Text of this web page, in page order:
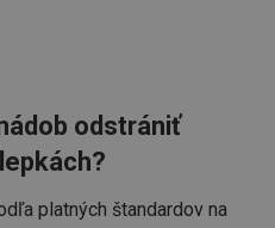
odstrániť
platných štandardov na